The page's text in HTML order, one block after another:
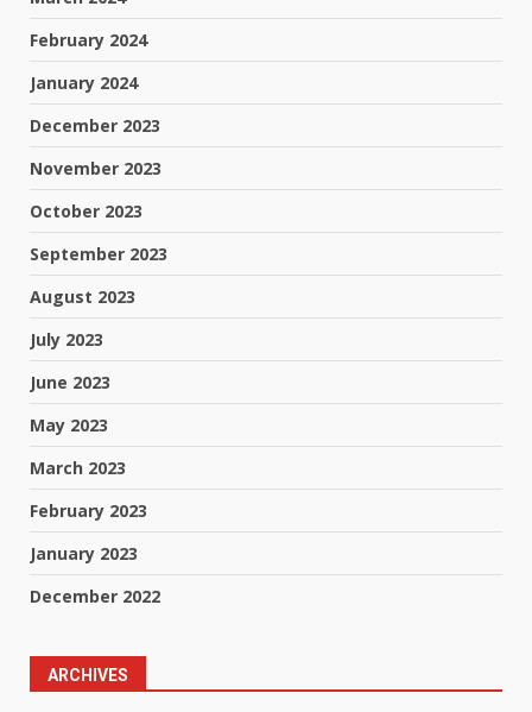
February 2024
January 2024
December 2023
November 2023
October 2023
September 2023
August 2023
July 2023
June 2023
May 2023
March 2023
February 2023
January 2023
December 2022
ARCHIVES